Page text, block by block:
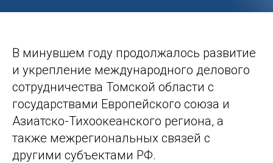
В минувшем году продолжалось развитие
и укрепление международного делового
сотрудничества Томской области с
государствами Европейского союза и
Азиатско-Тихоокеанского региона, а
также межрегиональных связей с
другими субъектами РФ.